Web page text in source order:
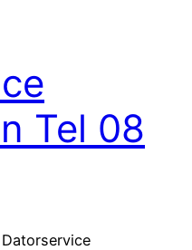
Tel 08